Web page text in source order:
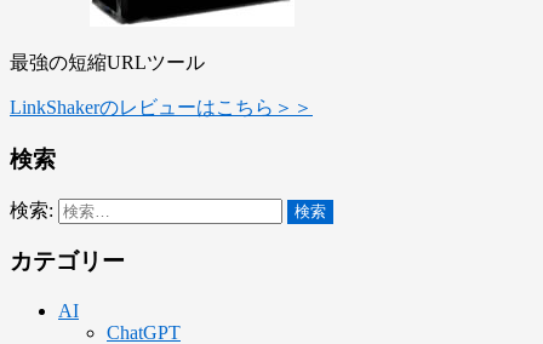
最強の短縮URLツール
LinkShakerのレビューはこちら＞＞
検索
検索:
カテゴリー
AI
ChatGPT